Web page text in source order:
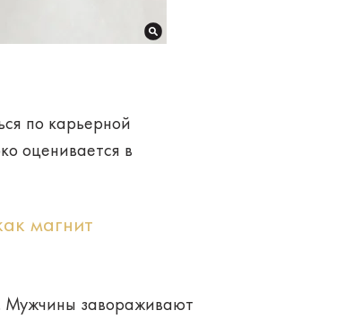
по карьерной
оценивается в
магнит
Мужчины завораживают